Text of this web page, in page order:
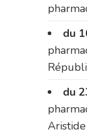
du
du